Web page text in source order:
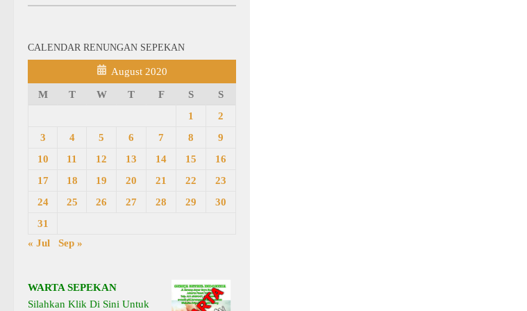
CALENDAR RENUNGAN SEPEKAN
August 2020
M T W T F S
S
1
2
3
4 5 6 7 8
9
10
11 12 13 14 15
16
17
18 19 20 21 22
23
24
25 26 27 28 29
30
31
« Jul
Sep »
WARTA SEPEKAN
Silahkan Klik Di Sini Untuk